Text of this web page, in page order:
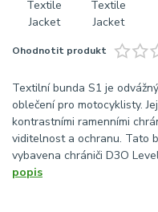
Ohodnotit produkt
Textilní bunda S1 je
oblečení pro motocyklisty.
kontrastními ramenními
viditelnost a ochranu. Tato
vybavena chrániči D3O
popis